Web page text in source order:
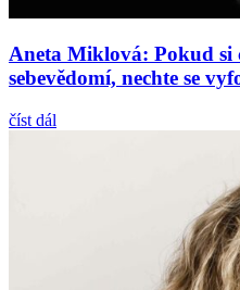
Aneta Miklová: Pokud si
sebevědomí, nechte se
číst dál